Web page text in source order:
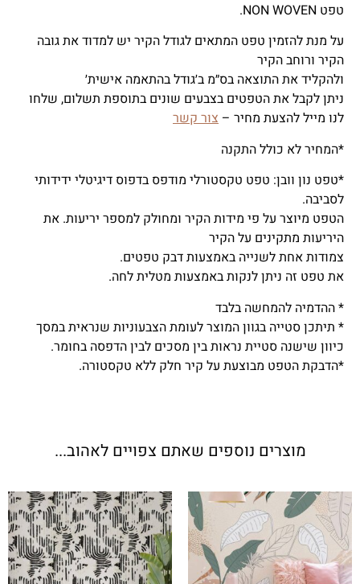
טפט NON WOVEN.
על מנת להזמין טפט המתאים לגודל הקיר יש למדוד את גובה
הקיר ורוחב הקיר
ולהקליד את התוצאה בס״מ ב׳גודל בהתאמה אישית׳
ניתן לקבל את הטפטים בצבעים שונים בתוספת תשלום, שלחו
לנו מייל להצעת מחיר – צור קשר
*המחיר לא כולל התקנה
*טפט נון וובן: טפט טקסטורלי מודפס בדפוס דיגיטלי ידידותי
לסביבה.
הטפט מיוצר על פי מידות הקיר ומחולק למספר יריעות. את
היריעות מתקינים על הקיר
צמודות אחת לשנייה באמצעות דבק טפטים.
את טפט זה ניתן לנקות באמצעות מטלית לחה.
* ההדמיה להמחשה בלבד
* תיתכן סטייה בגוון המוצר לעומת הצבעוניות שנראית במסך
כיוון שישנה סטיית נראות בין מסכים לבין הדפסה בחומר.
*הדבקת הטפט מבוצעת על קיר חלק ללא טקסטורה.
מוצרים נוספים שאתם צפויים לאהוב...